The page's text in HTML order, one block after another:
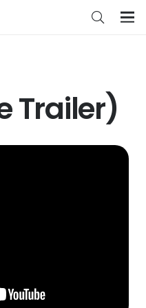
Trailer)